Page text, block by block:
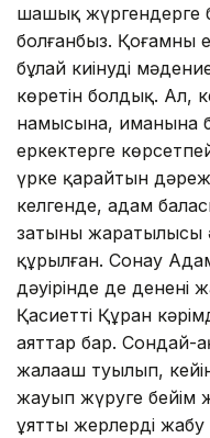
шашық жүргендерге
болғанбыз. Қоғамның
бұлай киінуді
көретін болдық. Ал,
намысына, иманына
еркектерге
үрке қарайтын
келгенде, адам
затының жаратылысы
құрылған. Сонау
дәуірінде де денені
Қасиетті Құран
аяттар бар. Сондай-
жалаңаш туылып,
жауып жүруге бейім
ұятты жерлерді